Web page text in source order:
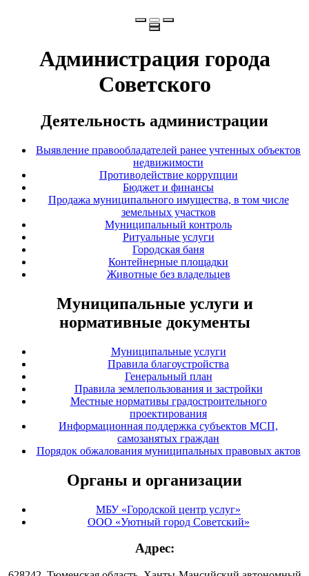
Администрация города
Советского
Деятельность администрации
Выявление правообладателей ранее учтенных объектов
недвижимости
Противодействие коррупции
Бюджет и финансы
Продажа муниципального имущества, в том числе
земельных участков
Муниципальный контроль
Ритуальные услуги
Городская баня
Контейнерные площадки
Животные без владельцев
Муниципальные услуги и
нормативные документы
Муниципальные услуги
Правила благоустройства
Генеральный план
Правила землепользования и застройки
Местные нормативы градостроительного
проектирования
Информационная поддержка субъектов МСП,
самозанятых граждан
Порядок обжалования муниципальных правовых актов
Органы и организации
МБУ «Городской центр услуг»
ООО «Уютный город Советский»
Адрес: